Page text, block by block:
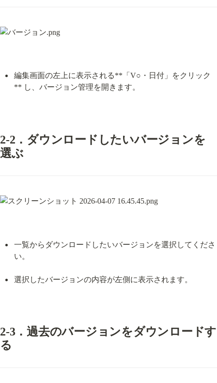
編集画面の左上に表示される**「V○・日付」をクリック
** し、バージョン管理を開きます。
2-2．ダウンロードしたいバージョンを
選ぶ
一覧からダウンロードしたいバージョンを選択してくださ
い。
選択したバージョンの内容が左側に表示されます。
2-3．過去のバージョンをダウンロードす
る